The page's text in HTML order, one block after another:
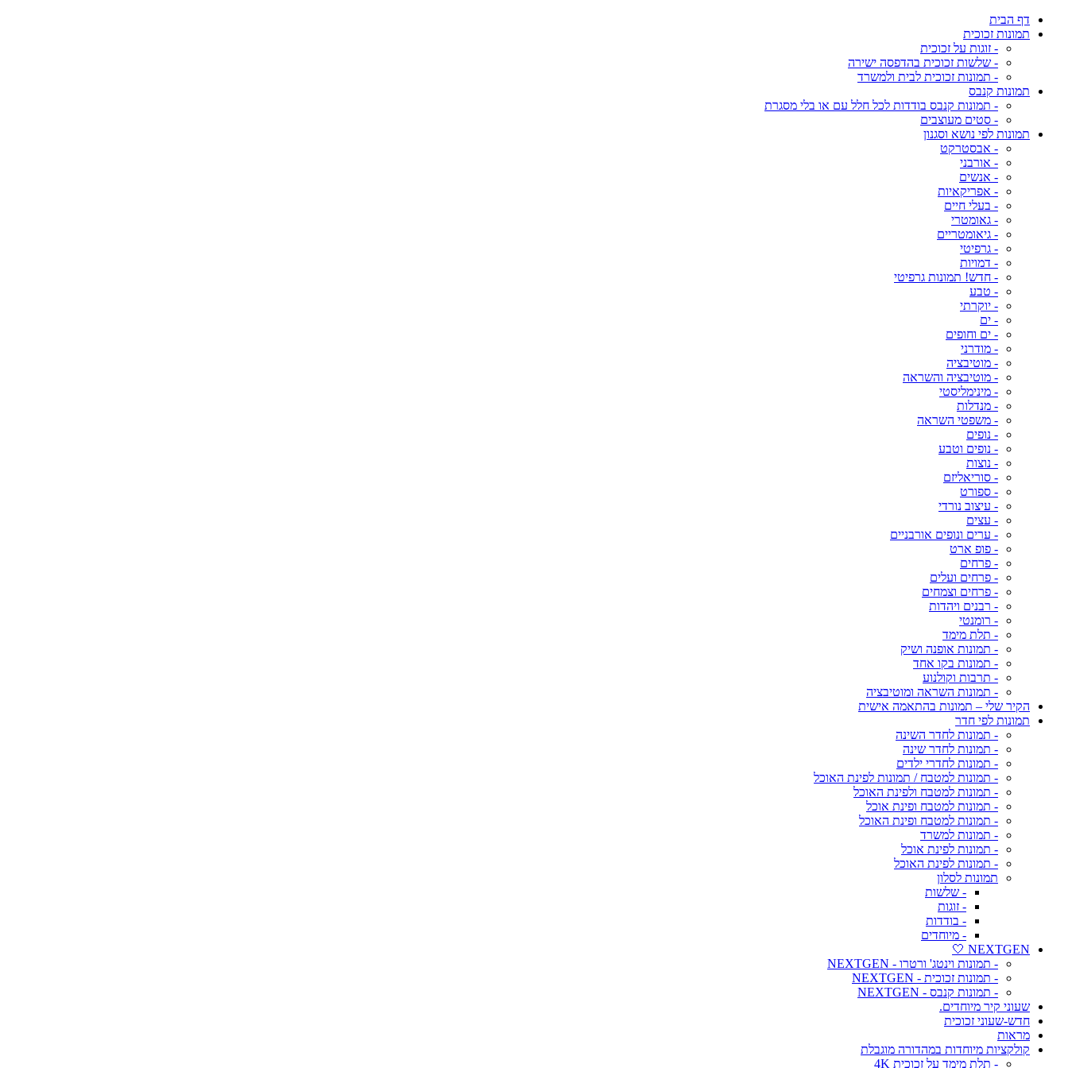
דף הבית
תמונות זכוכית
- זוגות על זכוכית
- שלשות זכוכית בהדפסה ישירה
- תמונות זכוכית לבית ולמשרד
תמונות קנבס
- תמונות קנבס בודדות לכל חלל עם או בלי מסגרת
- סטים מעוצבים
תמונות לפי נושא וסגנון
- אבסטרקט
- אורבני
- אנשים
- אפריקאיות
- בעלי חיים
- גאומטרי
- גיאומטריים
- גרפיטי
- דמויות
- חדש! תמונות גרפיטי
- טבע
- יוקרתי
- ים
- ים וחופים
- מודרני
- מוטיבציה
- מוטיבציה והשראה
- מינימליסטי
- מנדלות
- משפטי השראה
- נופים
- נופים וטבע
- נוצות
- סוריאליזם
- ספורט
- עיצוב נורדי
- עצים
- ערים ונופים אורבניים
- פופ ארט
- פרחים
- פרחים ועלים
- פרחים וצמחים
- רבנים ויהדות
- רומנטי
- תלת מימד
- תמונות אופנה ושיק
- תמונות בקו אחד
- תרבות וקולנוע
- תמונות השראה ומוטיבציה
הקיר שלי – תמונות בהתאמה אישית
תמונות לפי חדר
- תמונות לחדר השינה
- תמונות לחדר שינה
- תמונות לחדרי ילדים
- תמונות למטבח / תמונות לפינת האוכל
- תמונות למטבח ולפינת האוכל
- תמונות למטבח ופינת אוכל
- תמונות למטבח ופינת האוכל
- תמונות למשרד
- תמונות לפינת אוכל
- תמונות לפינת האוכל
תמונות לסלון
- שלשות
- זוגות
- בודדות
- מיוחדים
NEXTGEN 🤍
- תמונות וינטג' ורטרו - NEXTGEN
- תמונות זכוכית - NEXTGEN
- תמונות קנבס - NEXTGEN
שעוני קיר מיוחדים.
חדש-שעוני זכוכית
מראות
קולקציות מיוחדות במהדורה מוגבלת
- תלת מימד על זכוכית 4K